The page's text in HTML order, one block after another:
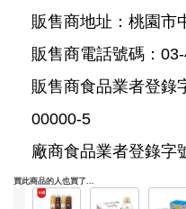
販售商地址：桃園市
販售商電話號碼：
販售商食品業者登錄
00000-5
廠商食品業者登錄字
買此商品的人也買了...